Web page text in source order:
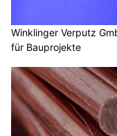
Winklinger Verputz
für Bauprojekte